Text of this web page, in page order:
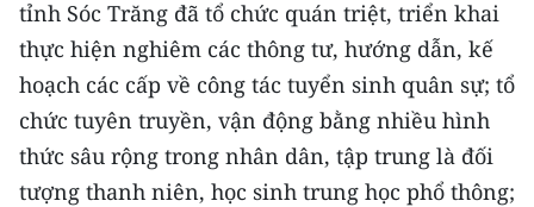
Media Xã hội
Media Pháp luật
Media Du lịch
Media Thế giới
tỉnh Sóc Trăng đã tổ chức quán triệt, triển khai
thực hiện nghiêm các thông tư, hướng dẫn, kế
hoạch các cấp về công tác tuyển sinh quân sự; tổ
chức tuyên truyền, vận động bằng nhiều hình
thức sâu rộng trong nhân dân, tập trung là đối
tượng thanh niên, học sinh trung học phổ thông;